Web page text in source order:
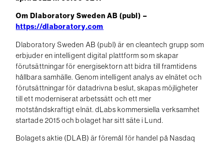
Om Dlaboratory Sweden AB (publ) –
https://dlaboratory.com
Dlaboratory Sweden AB (publ) är en cleantech grupp som
erbjuder en intelligent digital plattform som skapar
förutsättningar för energisektorn att bidra till framtidens
hållbara samhälle. Genom intelligent analys av elnätet och
förutsättningar för datadrivna beslut, skapas möjligheter
till ett moderniserat arbetssätt och ett mer
motståndskraftigt elnät. dLabs kommersiella verksamhet
startade 2015 och bolaget har sitt säte i Lund.
Bolagets aktie (DLAB) är föremål för handel på Nasdaq